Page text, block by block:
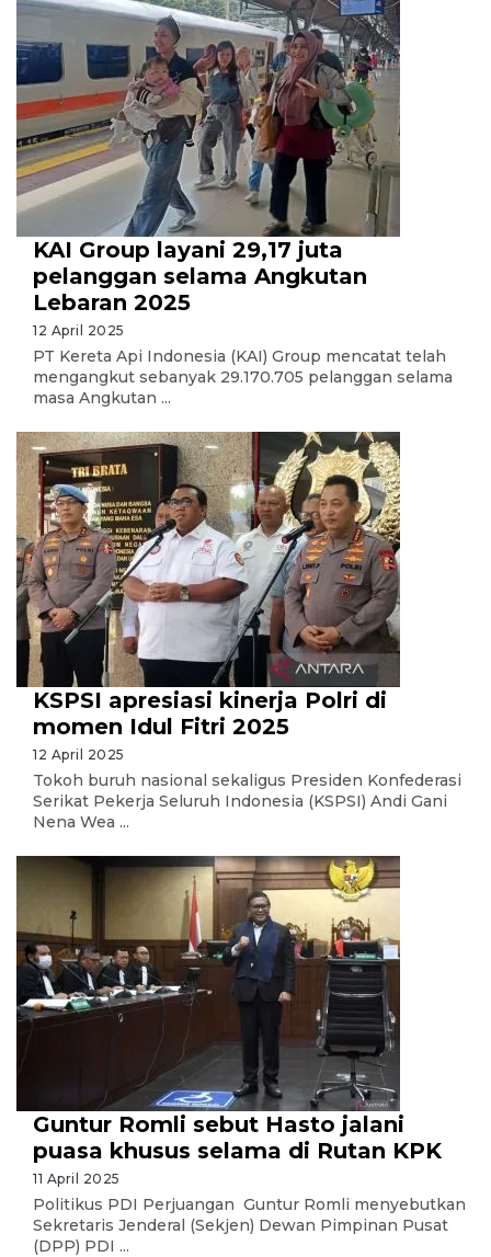
KAI Group layani 29,17 juta
pelanggan selama Angkutan
Lebaran 2025
12 April 2025
PT Kereta Api Indonesia (KAI) Group mencatat telah
mengangkut sebanyak 29.170.705 pelanggan selama
masa Angkutan ...
KSPSI apresiasi kinerja Polri di
momen Idul Fitri 2025
12 April 2025
Tokoh buruh nasional sekaligus Presiden Konfederasi
Serikat Pekerja Seluruh Indonesia (KSPSI) Andi Gani
Nena Wea ...
Guntur Romli sebut Hasto jalani
puasa khusus selama di Rutan KPK
11 April 2025
Politikus PDI Perjuangan Guntur Romli menyebutkan
Sekretaris Jenderal (Sekjen) Dewan Pimpinan Pusat
(DPP) PDI ...